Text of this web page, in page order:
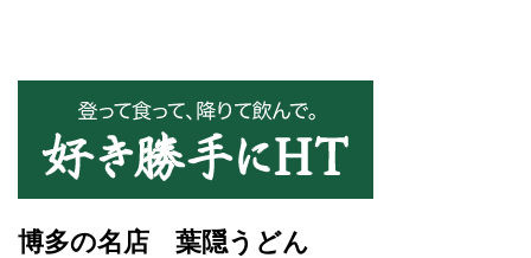
博多の名店 葉隠うどん